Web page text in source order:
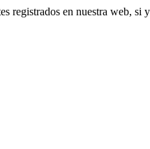
registrados en nuestra web, si